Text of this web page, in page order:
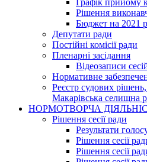
Графік прийому
Рішення
Бюджет на 2021
Депутати ради
Постійні комісії ради
Пленарні засідання
Відеозаписи
Нормативне
Реєстр судових
Макарівська селищна
НОРМОТВОРЧА
Рішення сесії ради
Результати
Рішення сесії
Рішення сесії